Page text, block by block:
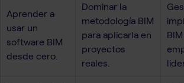
Aprender a
usar un
software BIM
desde cero.
Dominar la
metodología BIM
para aplicarla en
proyectos
reales.